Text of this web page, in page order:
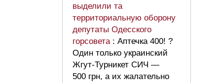
выделили та
территориальную оборону
депутаты Одесского
горсовета : Аптечка 400! ?
Один только украинский
Жгут-Турникет СИЧ —
500 грн, а их жалательно